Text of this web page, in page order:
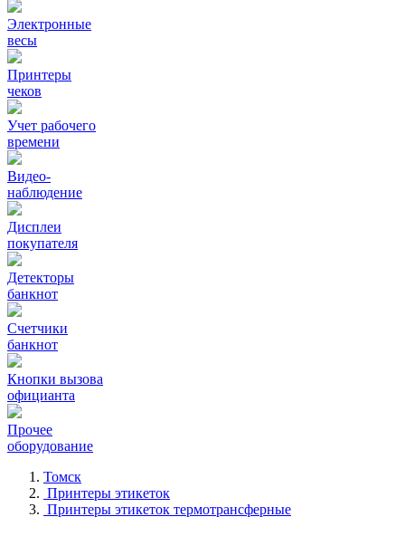
Электронные
весы
Принтеры
чеков
Учет рабочего
времени
Видео‑
наблюдение
Дисплеи
покупателя
Детекторы
банкнот
Счетчики
банкнот
Кнопки вызова
официанта
Прочее
оборудование
Томск
Принтеры этикеток
Принтеры этикеток термотрансферные